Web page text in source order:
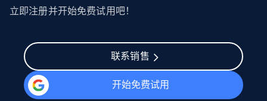
立即注册并开始免费试用吧！
联系销售
开始免费试用